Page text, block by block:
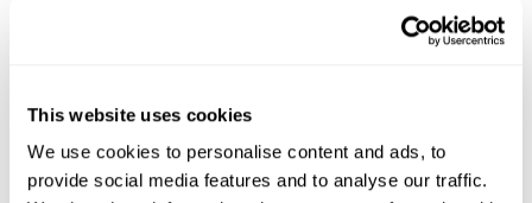
This website uses cookies
We use cookies to personalise content and ads, to
provide social media features and to analyse our traffic.
Meine Kinder hatten im
zu überbieten.